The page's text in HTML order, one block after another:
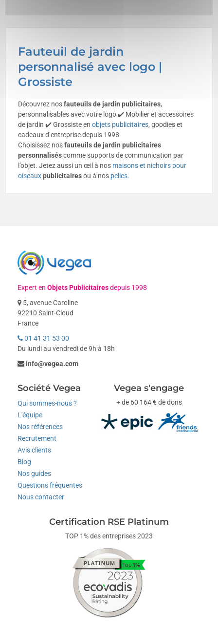
Fauteuil de jardin
personnalisé avec logo |
Grossiste
Découvrez nosfauteuils de jardin publicitaires,
personnalisables avec votre logo ✔️ Mobilier et accessoires
de jardin ✔️ Grossiste enobjets publicitaires, goodies et
cadeaux d’entreprise depuis 1998
Choisissez nosfauteuils de jardin publicitaires
personnaliséscomme supports de communication par
l’objet. Jetez aussi un œil à nos maisons et nichoirs pour
oiseauxpublicitairesou à nos pelles.
Expert enObjets Publicitairesdepuis 1998
5, avenue Caroline
92210 Saint-Cloud
France
01 41 31 53 00
Du lundi au vendredi de 9h à 18h
info@vegea.com
Société Vegea
Qui sommes-nous ?
L'équipe
Nos références
Recrutement
Avis clients
Blog
Nos guides
Questions fréquentes
Nous contacter
Vegea s'engage
+ de 60 164 € de dons
Certification RSE Platinum
TOP 1% des entreprises 2023